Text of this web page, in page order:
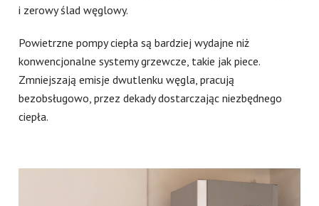
i zerowy ślad węglowy.
Powietrzne pompy ciepła są bardziej wydajne niż
konwencjonalne systemy grzewcze, takie jak piece.
Zmniejszają emisje dwutlenku węgla, pracują
bezobsługowo, przez dekady dostarczając niezbędnego
ciepła.